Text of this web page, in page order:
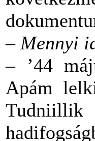
– Mennyi
– ’44
Apám